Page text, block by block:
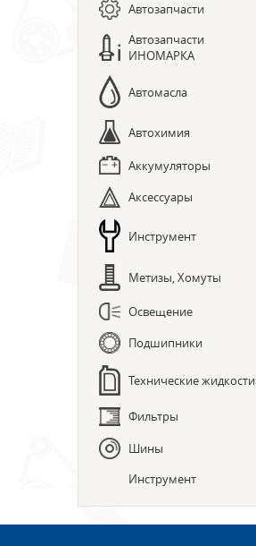
Автозапчасти
Автозапчасти
ИНОМАРКА
Автомасла
Автохимия
Аккумуляторы
Аксессуары
Инструмент
Метизы, Хомуты
Освещение
Подшипники
Технические жидкости
Фильтры
Шины
Инструмент